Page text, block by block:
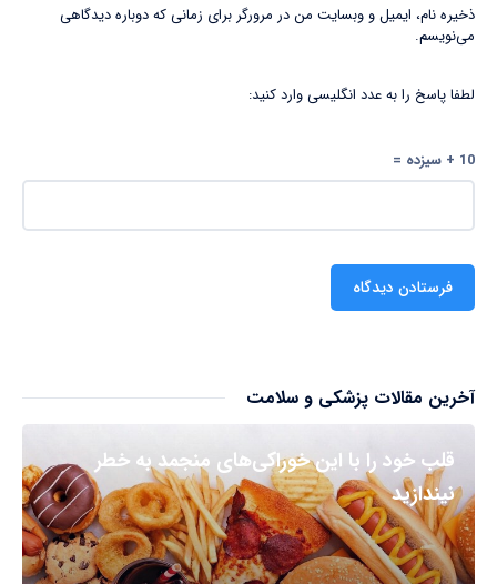
ذخیره نام، ایمیل و وبسایت من در مرورگر برای زمانی که دوباره دیدگاهی
می‌نویسم.
لطفا پاسخ را به عدد انگلیسی وارد کنید:
10 + سیزده =
آخرین مقالات پزشکی و سلامت
قلب خود را با این خوراکی‌های منجمد به خطر
نیندازید